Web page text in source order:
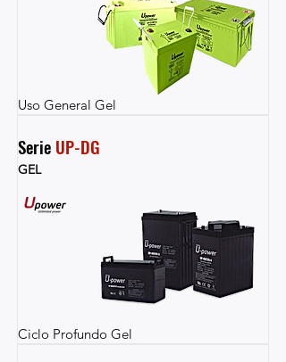
Uso General Gel
Serie UP-DG
GEL
Ciclo Profundo Gel